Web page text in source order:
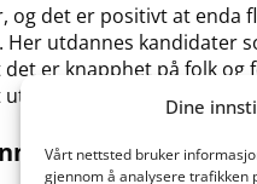
Dine
Vårt nettsted bruker
gjennom å analysere trafikken
og det er positivt at enda
Her utdannes kandidater
er knapphet på folk og
seg slik vi ønsker,